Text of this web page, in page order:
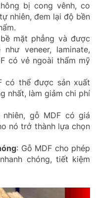
bị cong vênh, co
nhiên, đem lại độ bền
mặt phẳng và được
veneer, laminate,
có vẻ ngoài thẩm mỹ
có thể được sản xuất
nhất, làm giảm chi phí
gỗ MDF có giá
nó trở thành lựa chọn
: Gỗ MDF cho phép
chóng, tiết kiệm